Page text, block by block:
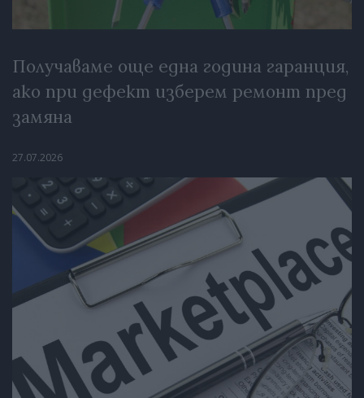
Получаваме още една година гаранция,
ако при дефект изберем ремонт пред
замяна
27.07.2026